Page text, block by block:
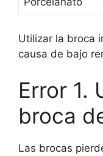
Utilizar la broca
causa de bajo
Error 1.
broca
Las brocas